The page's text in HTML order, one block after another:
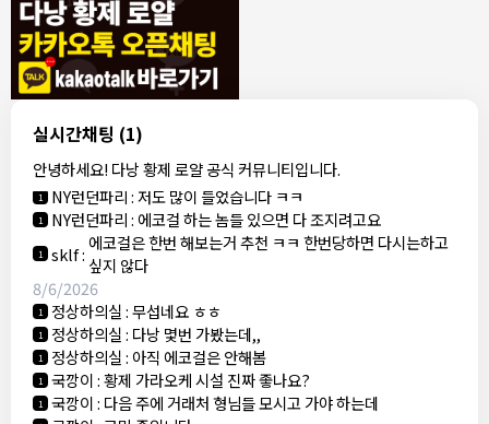
실시간채팅 (1)
안녕하세요! 다낭 황제 로얄 공식 커뮤니티입니다.
8/4/2026
1 모기한테물림:여기도 문의해보면 바로 알려줌
1 모기한테물림:정찰가보다 쌀수 없음
1 결혼안해:ㄹㅇ 팩트 ㅋㅋㅋㅋ
결혼안해:ㄹㅇ 팩트 ㅋㅋㅋㅋ
8/5/2026
NY런던파리 :다낭 에코걸 여기서 예약 가능한가요?
1 3군:에코걸 좀 조심 하는게 좋음
1 NY런던파리:저도 많이 들었습니다 ㅋㅋ
1 NY런던파리: 에코걸 하는 놈들 있으면 다 조지려고요
1 sklf: 에코걸은 한번 해보는거 추천 ㅋㅋ 한번당하면 다시는하고
싶지 않다
8/6/2026
1 정상하의실:무섭네요 ㅎㅎ
1 정상하의실: 다낭 몇번 가봤는데,,
1 정상하의실: 아직 에코걸은 안해봄
1 국깡이:황제 가라오케 시설 진짜 좋나요?
1 국깡이: 다음 주에 거래처 형님들 모시고 가야 하는데